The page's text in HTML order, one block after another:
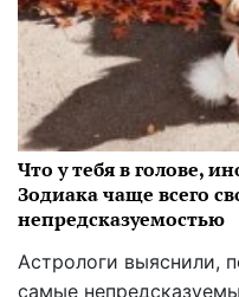
Что у тебя в голове,
Зодиака чаще всего
непредсказуемостью
Астрологи выяснили,
самые